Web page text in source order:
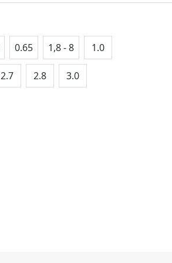
0.65 1,8 - 8 1.0
2.7 2.8 3.0